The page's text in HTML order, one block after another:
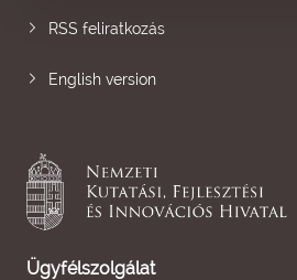
RSS feliratkozás
English version
Ügyfélszolgálat